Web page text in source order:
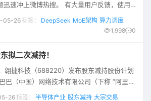
表特斯拉认为其智驾能力已脱离
迅速冲上微博热搜。 有大量用户反馈，使用
示，平台服务波动频繁，正常使用受到严重影
月以来DeepSeek第三次发生大范围宕机，服
05-26标签： DeepSeek MoE架构 算力调度
1,998
0
拟二次减持！
翱捷科技（688220）发布股东减持股份计划
巴（中国）网络技术有限公司（下称 “阿里网
，减持公司不超过 3% 股份。此次减持是阿
26标签： 半导体产业 股东减持 大宗交易